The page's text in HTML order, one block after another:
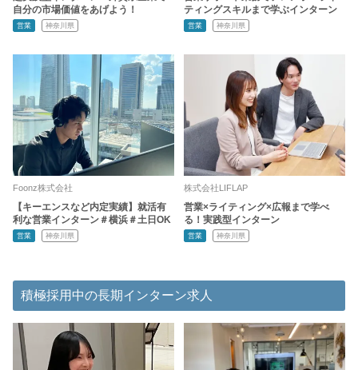
自分の市場価値をあげよう！
営業 神奈川県
ティングスキルまで学ぶインターン
営業 神奈川県
Foonz株式会社
【キーエンスなど内定実績】就活有
利な営業インターン＃横浜＃土日OK
営業 神奈川県
株式会社LIFLAP
営業×ライティング×広報まで学べ
る！実践型インターン
営業 神奈川県
積極採用中の長期インターン求人